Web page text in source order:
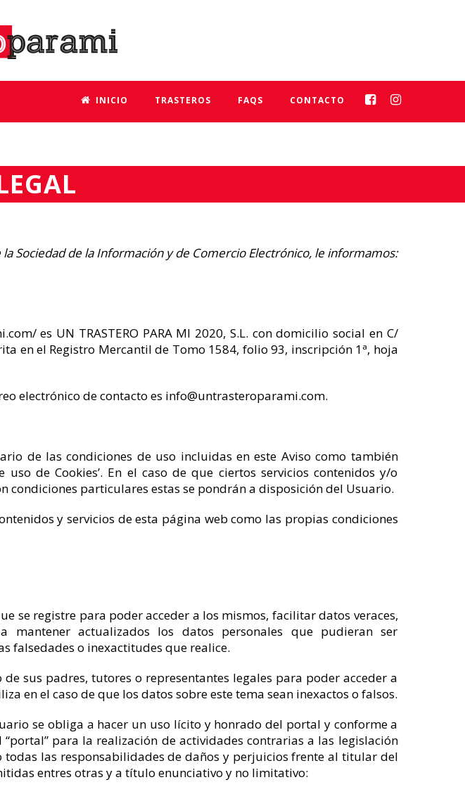
INICIO TRASTEROS FAQS CONTACTO
Sociedad de la Información y de Comercio Electrónico, le informamos:
es UN TRASTERO PARA MI 2020, S.L. con domicilio social en C/
en el Registro Mercantil de Tomo 1584, folio 93, inscripción 1ª, hoja
electrónico de contacto es info@untrasteroparami.com.
de las condiciones de uso incluidas en este Aviso como también
de Cookies’. En el caso de que ciertos servicios contenidos y/o
condiciones particulares estas se pondrán a disposición del Usuario.
y servicios de esta página web como las propias condiciones
se registre para poder acceder a los mismos, facilitar datos veraces,
mantener actualizados los datos personales que pudieran ser
falsedades o inexactitudes que realice.
sus padres, tutores o representantes legales para poder acceder a
en el caso de que los datos sobre este tema sean inexactos o falsos.
se obliga a hacer un uso lícito y honrado del portal y conforme a
para la realización de actividades contrarias a las legislación
las responsabilidades de daños y perjuicios frente al titular del
entres otras y a título enunciativo y no limitativo: